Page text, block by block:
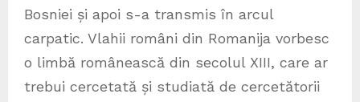
Bosniei și apoi s-a transmis în arcul
carpatic. Vlahii români din Romanija vorbesc
o limbă românească din secolul XIII, care ar
trebui cercetată și studiată de cercetătorii